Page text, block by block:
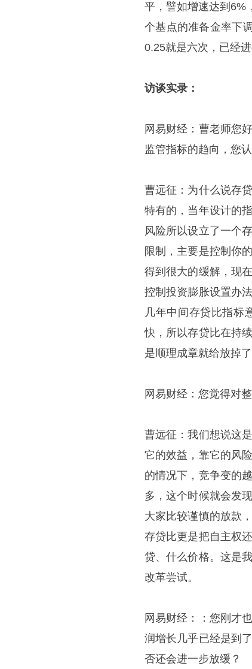
平，譬如增速达到6%
个基点的准备金率下
0.25就是六次，已经
访谈实录：
网易财经：曹老师您
监管指标的趋向，您
曹远征：为什么说存
特有的，当年设计的
风险所以设立了一个
限制，主要是控制你
得到很大的缓解，现
控制投资膨胀设置办
几年中间存贷比指标
快，所以存贷比在持
是顺理成章就给放掉了
网易财经：您觉得对
曹远征：我们想说这
它的效益，靠它的风
的情况下，竞争变的
多，这个时候就会发
大家比较谨慎的放款
存贷比更是把自主权
贷、什么价格。这是
改革尝试。
网易财经：：您刚才
润增长几乎已经是到
否还会进一步放缓？